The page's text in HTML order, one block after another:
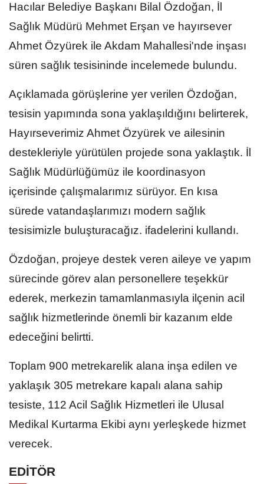
Hacılar Belediye Başkanı Bilal Özdoğan, İl
Sağlık Müdürü Mehmet Erşan ve hayırsever
Ahmet Özyürek ile Akdam Mahallesi'nde inşası
süren sağlık tesisininde incelemede bulundu.
Açıklamada görüşlerine yer verilen Özdoğan,
tesisin yapımında sona yaklaşıldığını belirterek,
Hayırseverimiz Ahmet Özyürek ve ailesinin
destekleriyle yürütülen projede sona yaklaştık. İl
Sağlık Müdürlüğümüz ile koordinasyon
içerisinde çalışmalarımız sürüyor. En kısa
sürede vatandaşlarımızı modern sağlık
tesisimizle buluşturacağız. ifadelerini kullandı.
Özdoğan, projeye destek veren aileye ve yapım
sürecinde görev alan personellere teşekkür
ederek, merkezin tamamlanmasıyla ilçenin acil
sağlık hizmetlerinde önemli bir kazanım elde
edeceğini belirtti.
Toplam 900 metrekarelik alana inşa edilen ve
yaklaşık 305 metrekare kapalı alana sahip
tesiste, 112 Acil Sağlık Hizmetleri ile Ulusal
Medikal Kurtarma Ekibi aynı yerleşkede hizmet
verecek.
EDİTÖR